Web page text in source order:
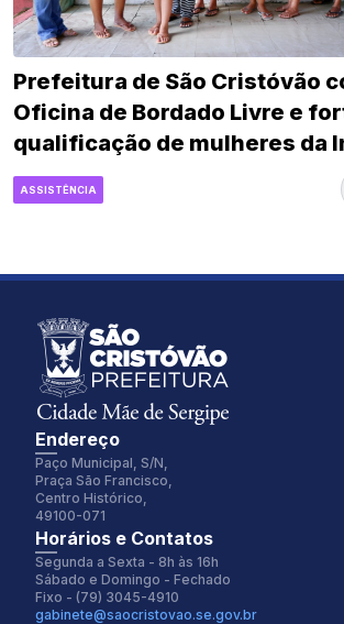
Prefeitura de São Cristóvão
Oficina de Bordado Livre e
qualificação de mulheres da
ASSISTÊNCIA
Inter
Endereço
Paço Municipal, S/N,
Praça São Francisco,
Centro Histórico,
49100-071
Horários e Contatos
Segunda a Sexta - 8h às 16h
Sábado e Domingo - Fechado
Fixo - (79) 3045-4910
gabinete@saocristovao.se.gov.br